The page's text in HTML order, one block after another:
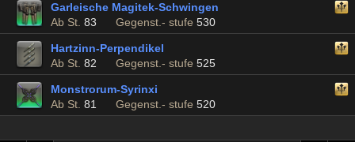
Garleische Magitek-Schwingen
Ab St. 83 Gegenst.- stufe 530
Hartzinn-Perpendikel
Ab St. 82 Gegenst.- stufe 525
Monstrorum-Syrinxi
Ab St. 81 Gegenst.- stufe 520